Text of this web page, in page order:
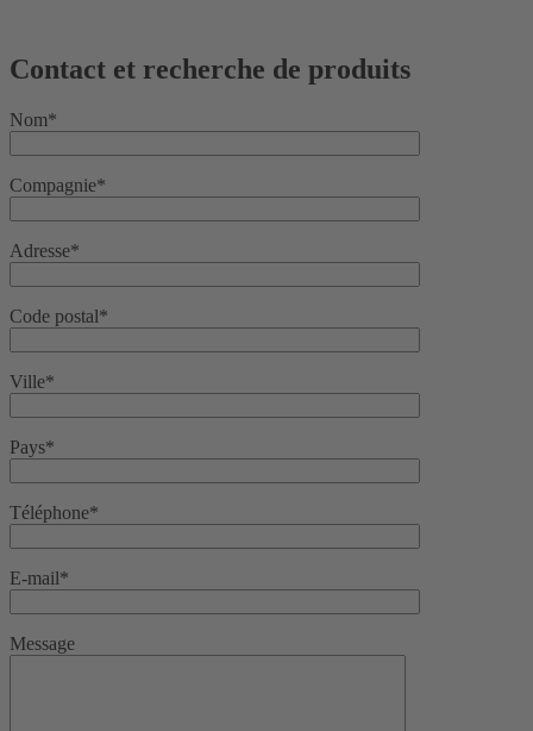
Contact et recherche de produits
Nom*
Compagnie*
Adresse*
Code postal*
Ville*
Pays*
Téléphone*
E-mail*
Message